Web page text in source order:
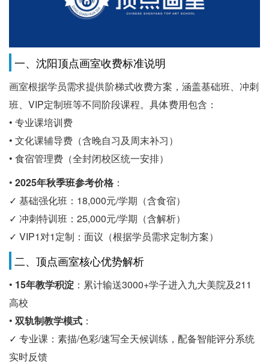
一、沈阳顶点画室收费标准说明
画室根据学员需求提供阶梯式收费方案，涵盖基础班、冲刺
班、VIP定制班等不同阶段课程。具体费用包含：
• 专业课培训费
• 文化课辅导费（含晚自习及周末补习）
• 食宿管理费（全封闭校区统一安排）
• 2025年秋季班参考价格 ：
✓ 基础强化班：18,000元/学期（含食宿）
✓ 冲刺特训班：25,000元/学期（含解析）
✓ VIP1对1定制：面议（根据学员需求定制方案）
二、顶点画室核心优势解析
• 15年教学积淀 ：累计输送3000+学子进入九大美院及211
高校
• 双轨制教学模式 ：
✓ 专业课：素描/色彩/速写全天候训练，配备智能评分系统
实时反馈